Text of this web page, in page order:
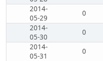
2014-
05-29
0
2014-
05-30
0
2014-
05-31
0